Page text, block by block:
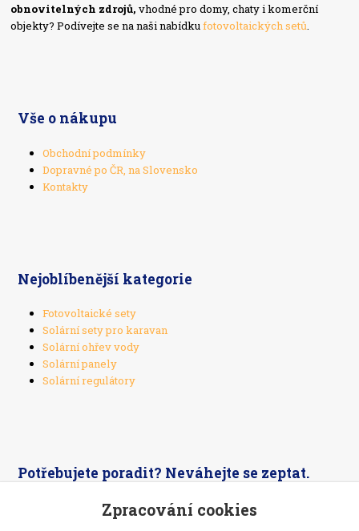
obnovitelných zdrojů, vhodné pro domy, chaty i komerční
objekty? Podívejte se na naši nabídkufotovoltaických setů.
Vše o nákupu
Obchodní podmínky
Dopravné po ČR, na Slovensko
Kontakty
Nejoblíbenější kategorie
Fotovoltaické sety
Solární sety pro karavan
Solární ohřev vody
Solární panely
Solární regulátory
Potřebujete poradit? Neváhejte se zeptat.
+420 603 526 269
Zpracování cookies